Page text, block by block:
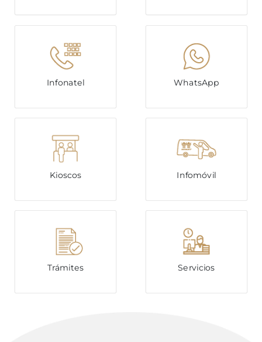
Infonatel WhatsApp
Kioscos Infomóvil
Trámites Servicios